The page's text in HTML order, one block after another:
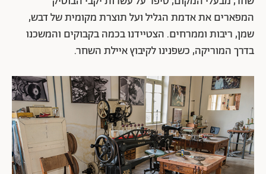
המפארים את אדמת הגליל ועל תוצרת מקומית של דבש,
שמן, ריבות וממרחים. הצטיידנו בכמה בקבוקים והמשכנו
בדרך המוריקה, כשפנינו לקיבוץ איילת השחר.